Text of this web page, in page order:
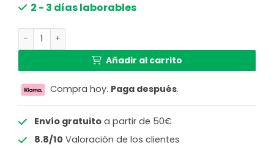
2 - 3 días laborables
Lámpara de pared con plataforma verde GOOD & MOJO
Añadir al carrito
Compra hoy. Paga después.
Envío gratuitoa partir de 50€
8.8/10 Valoración de los clientes